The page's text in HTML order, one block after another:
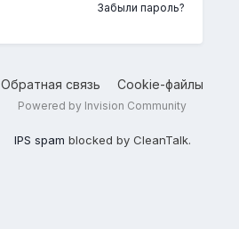
Забыли пароль?
Обратная связь Cookie-файлы
Powered by Invision Community
IPS spam blocked by CleanTalk.